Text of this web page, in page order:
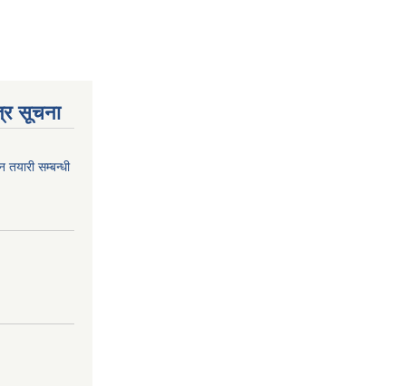
सूचना
तयारी सम्बन्धी